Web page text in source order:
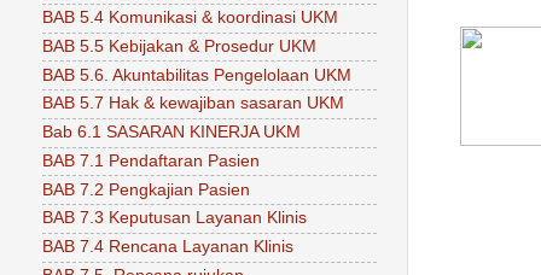
BAB 5.4 Komunikasi & koordinasi UKM
BAB 5.5 Kebijakan & Prosedur UKM
BAB 5.6. Akuntabilitas Pengelolaan UKM
BAB 5.7 Hak & kewajiban sasaran UKM
Bab 6.1 SASARAN KINERJA UKM
BAB 7.1 Pendaftaran Pasien
BAB 7.2 Pengkajian Pasien
BAB 7.3 Keputusan Layanan Klinis
BAB 7.4 Rencana Layanan Klinis